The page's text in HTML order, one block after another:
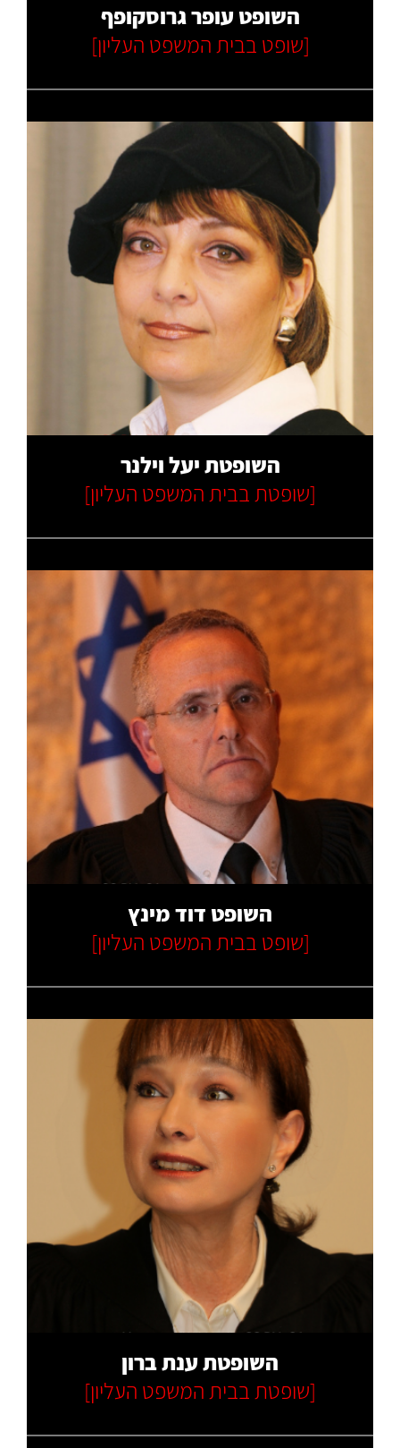
השופט עופר גרוסקופף
[שופט בבית המשפט העליון]
קרא עוד
השופטת יעל וילנר
[שופטת בבית המשפט העליון]
קרא עוד
השופט דוד מינץ
[שופט בבית המשפט העליון]
קרא עוד
השופטת ענת ברון
[שופטת בבית המשפט העליון]